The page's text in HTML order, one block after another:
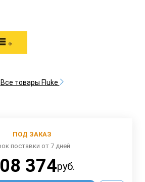
Все товары Fluke
ПОД ЗАКАЗ
поставки от 7 дней
374руб.